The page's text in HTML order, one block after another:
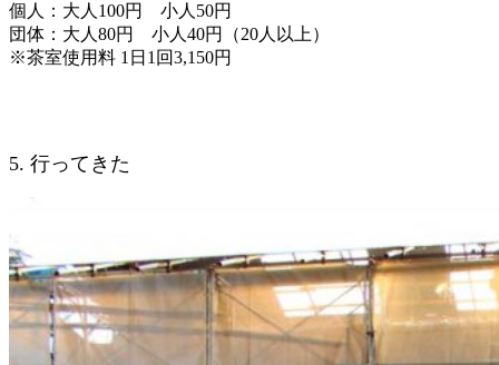
個人：大人100円 小人50円
団体：大人80円 小人40円（20人以上）
※茶室使用料 1日1回3,150円
5. 行ってきた